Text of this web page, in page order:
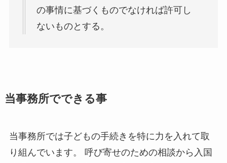
の事情に基づくものでなければ許可し
ないものとする。
当事務所でできる事
当事務所では子どもの手続きを特に力を入れて取
り組んでいます。 呼び寄せのための相談から入国